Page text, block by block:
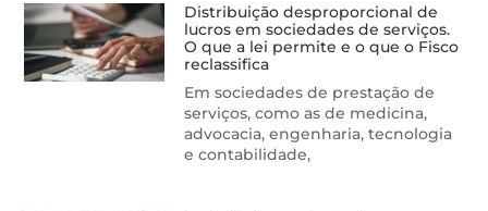
Distribuição desproporcional de
lucros em sociedades de serviços.
O que a lei permite e o que o Fisco
reclassifica
Em sociedades de prestação de
serviços, como as de medicina,
advocacia, engenharia, tecnologia
e contabilidade,